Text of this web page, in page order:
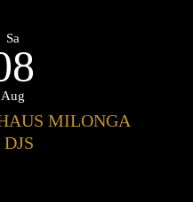
Sa
Aug
MILONGA